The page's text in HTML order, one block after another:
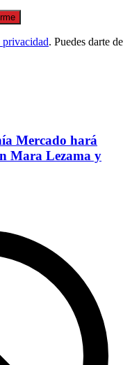
privacidad. Puedes darte de
Mercado hará
Mara Lezama y